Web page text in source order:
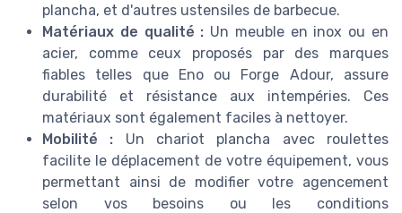
plancha, et d'autres ustensiles de barbecue.
Matériaux de qualité : Un meuble en inox ou en
acier, comme ceux proposés par des marques
fiables telles que Eno ou Forge Adour, assure
durabilité et résistance aux intempéries. Ces
matériaux sont également faciles à nettoyer.
Mobilité : Un chariot plancha avec roulettes
facilite le déplacement de votre équipement, vous
permettant ainsi de modifier votre agencement
selon vos besoins ou les conditions